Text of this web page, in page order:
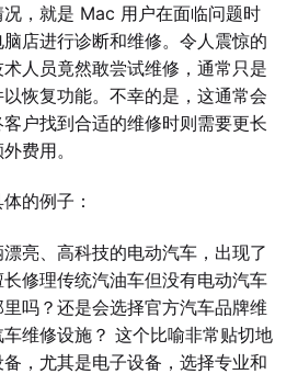
，就是 Mac 用户在面临问题时
店进行诊断和维修。令人震惊的
人员竟然敢尝试维修，通常只是
恢复功能。不幸的是，这通常会
户找到合适的维修时则需要更长
费用。
的例子：
亮、高科技的电动汽车，出现了
修理传统汽油车但没有电动汽车
吗？还是会选择官方汽车品牌维
维修设施？ 这个比喻非常贴切地
，尤其是电子设备，选择专业和